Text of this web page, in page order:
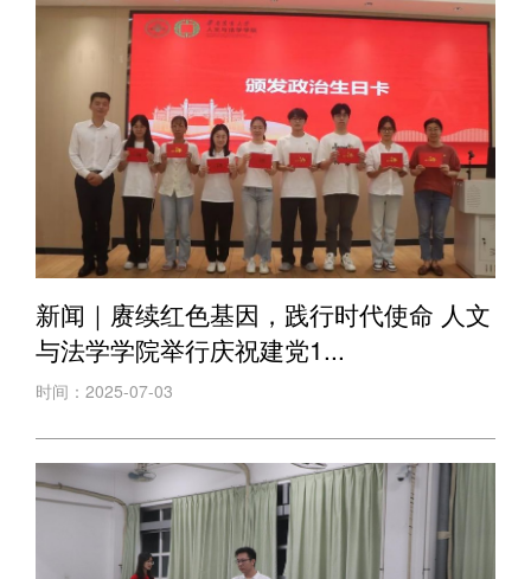
新闻｜赓续红色基因，践行时代使命 人文
与法学学院举行庆祝建党1...
时间：2025-07-03